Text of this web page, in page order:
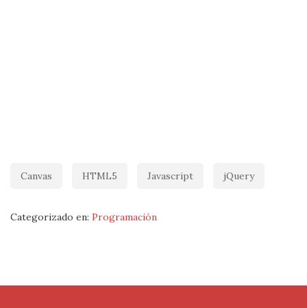
Canvas HTML5 Javascript jQuery
Categorizado en: Programación